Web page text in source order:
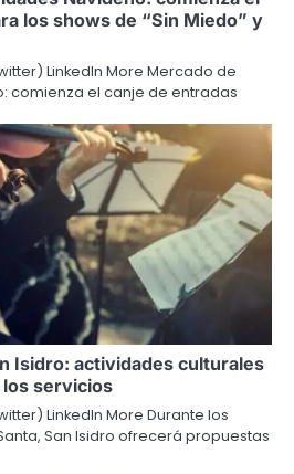
los shows de “Sin Miedo” y
LinkedIn More Mercado de
comienza el canje de entradas
Isidro: actividades culturales
servicios
LinkedIn More Durante los
San Isidro ofrecerá propuestas